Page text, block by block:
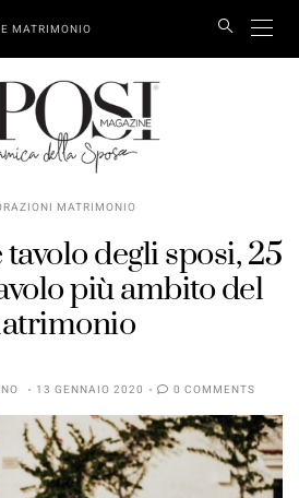
MATRIMONIO
MATRIMONIO
degli sposi, 25
più ambito del
13 GENNAIO 2020 0 COMMENTS